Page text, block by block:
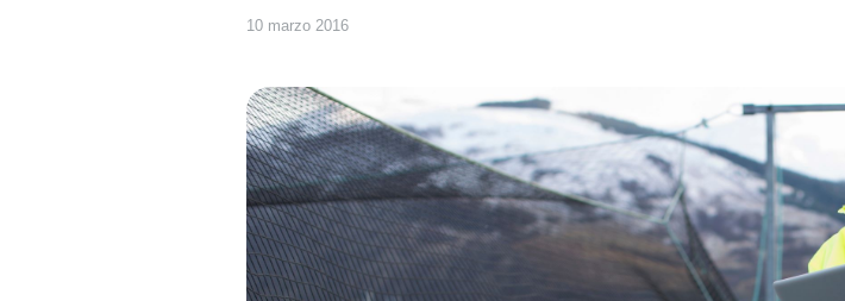
10 marzo 2016